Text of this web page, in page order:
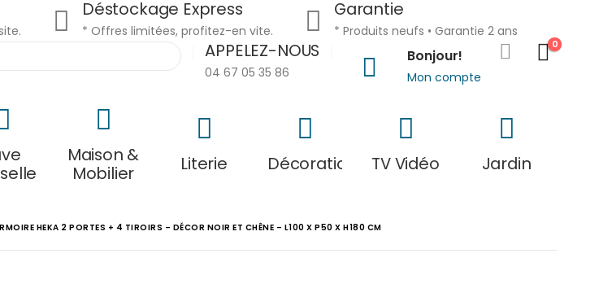
Déstockage Express
* Offres limitées, profitez-en vite.
Garantie
* Produits neufs • Garantie 2 ans
APPELEZ-NOUS
04 67 05 35 86
Bonjour!
Mon compte
0
Maison &
Mobilier
Literie Décoration TV Vidéo Jardin
HEKA 2 PORTES + 4 TIROIRS – DÉCOR NOIR ET CHÊNE – L100 X P50 X H180 CM